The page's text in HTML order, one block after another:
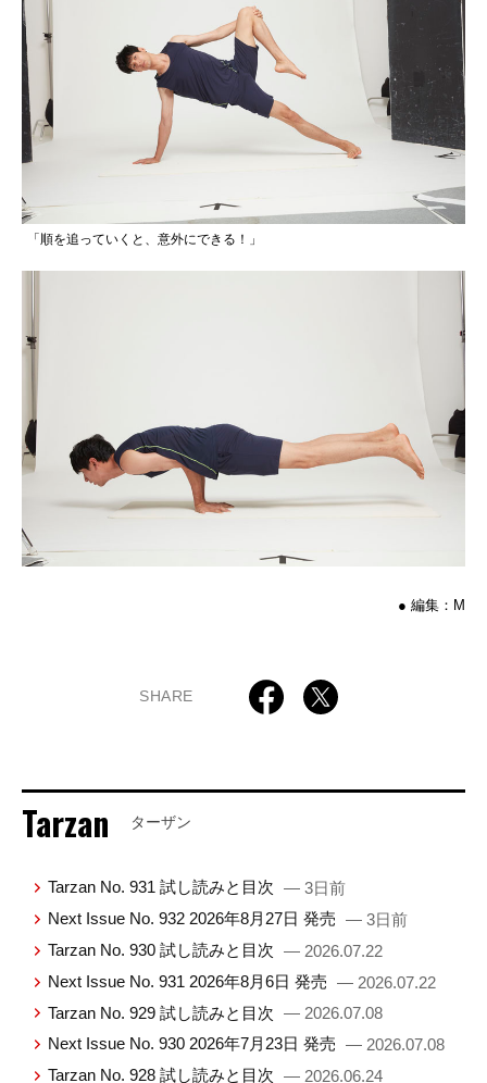
「順を追っていくと、意外にできる！」
● 編集：M
SHARE
Tarzan ターザン
Tarzan No. 931 試し読みと目次 — 3日前
Next Issue No. 932 2026年8月27日 発売 — 3日前
Tarzan No. 930 試し読みと目次 — 2026.07.22
Next Issue No. 931 2026年8月6日 発売 — 2026.07.22
Tarzan No. 929 試し読みと目次 — 2026.07.08
Next Issue No. 930 2026年7月23日 発売 — 2026.07.08
Tarzan No. 928 試し読みと目次 — 2026.06.24